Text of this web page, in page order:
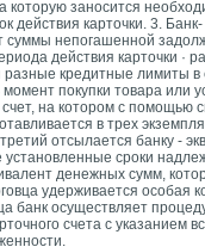
которую заносится
действия карточки. 3.
непогашенной
действия карточки ·
кредитные лимиты
покупки товара или
счет, на котором с помощью
в трех
отсылается банку -
установленные сроки
денежных сумм,
удерживается особая
банк осуществляет
счета с